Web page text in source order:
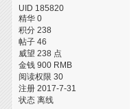
UID 185820
精华 0
积分 238
帖子 46
威望 238 点
金钱 900 RMB
阅读权限 30
注册 2017-7-31
状态 离线